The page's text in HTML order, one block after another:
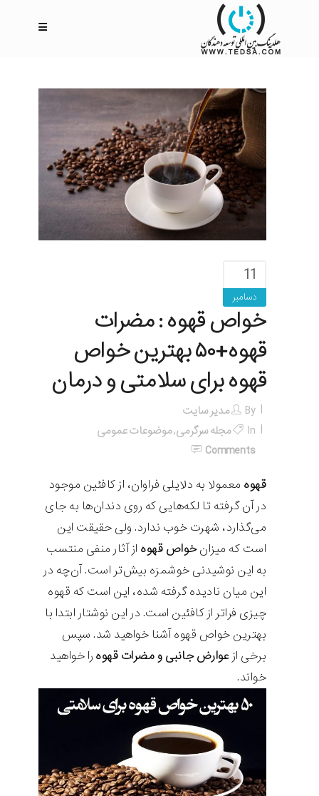
11
دسامبر
خواص قهوه : مضرات
قهوه+۵۰ بهترین خواص
قهوه برای سلامتی و درمان
By
مدیر سایت
In
مجله سرگرمی,موضوعات عمومی
Comments
قهوه معمولا به دلایلی فراوان، از کافئین موجود
در آن گرفته تا لکه‌هایی که روی دندان‌ها به جای
می‌گذارد، شهرت خوب ندارد. ولی حقیقت این
است که میزانخواص قهوه از آثار منفی منتسب
به این نوشیدنی خوشمزه بیش‌تر است. آن‌چه در
این میان نادیده گرفته شده، این است که قهوه
چیزی فراتر از کافئین است. در این نوشتار ابتدا با
بهترین خواص قهوه آشنا خواهید شد. سپس
برخی از عوارض جانبی و مضرات قهوه را خواهید
خواند.